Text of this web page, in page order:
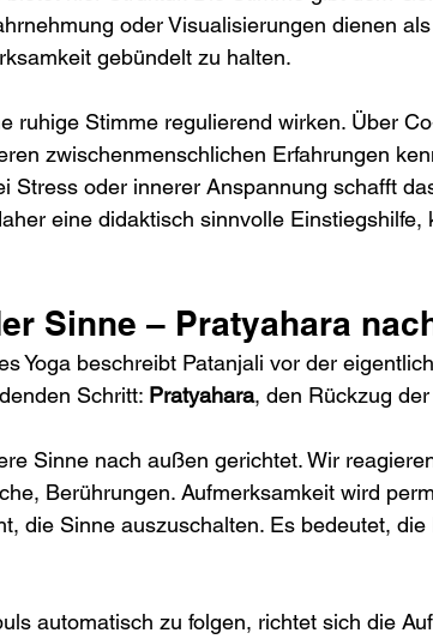
oder Visualisierungen dienen
gebündelt zu halten.
ruhige Stimme regulierend wirken. Über
zwischenmenschlichen Erfahrungen
Stress oder innerer Anspannung schafft
eine didaktisch sinnvolle Einstiegshilfe,
Sinne – Pratyahara
Yoga beschreibt Patanjali vor der
Schritt: Pratyahara, den Rückzug
Sinne nach außen gerichtet. Wir
Berührungen. Aufmerksamkeit wird
die Sinne auszuschalten. Es bedeutet,
automatisch zu folgen, richtet sich die